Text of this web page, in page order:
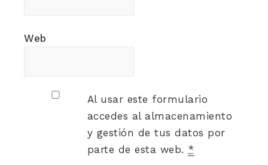
Web
Al usar este formulario
accedes al almacenamiento
y gestión de tus datos por
parte de esta web. *